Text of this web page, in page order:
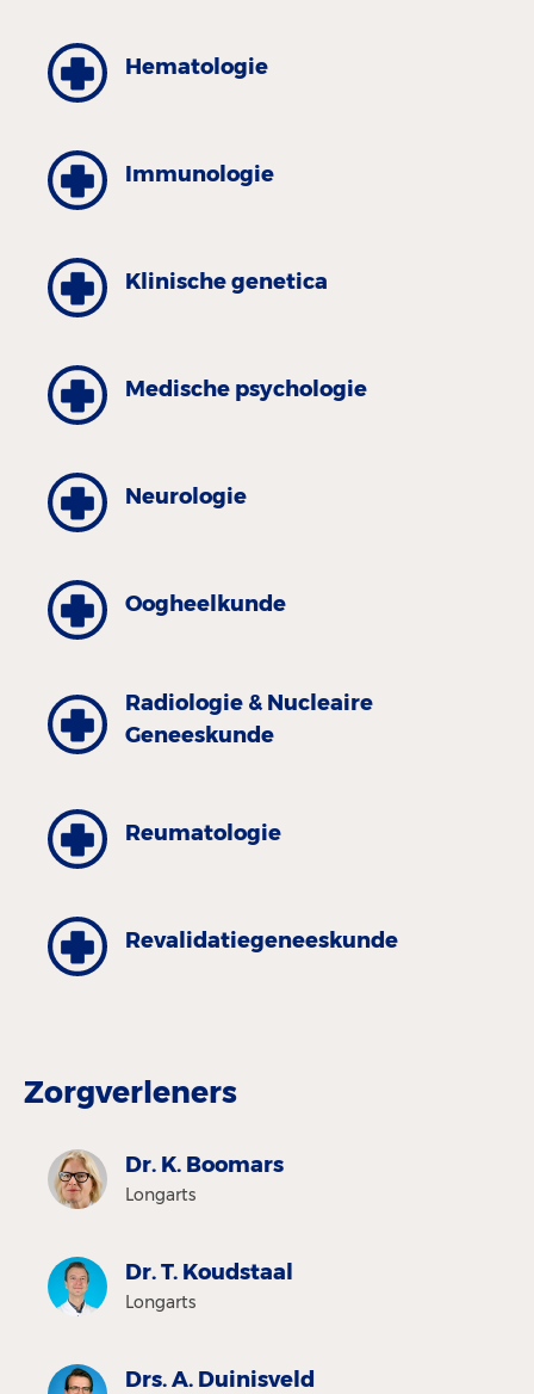
Hematologie
Immunologie
Klinische genetica
Medische psychologie
Neurologie
Oogheelkunde
Radiologie & Nucleaire
Geneeskunde
Reumatologie
Revalidatiegeneeskunde
Zorgverleners
Dr. K. Boomars
Longarts
Dr. T. Koudstaal
Longarts
Drs. A. Duinisveld